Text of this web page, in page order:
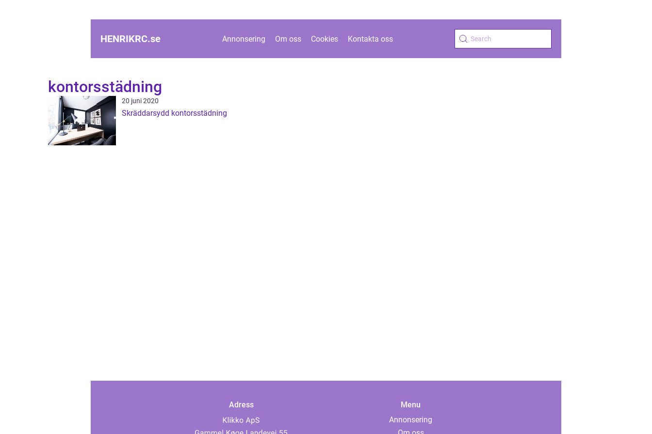
HENRIKRC.se Annonsering Om oss Cookies Kontakta oss
kontorsstädning
20 juni 2020
Skräddarsydd kontorsstädning
Adress
Menu
Annonsering